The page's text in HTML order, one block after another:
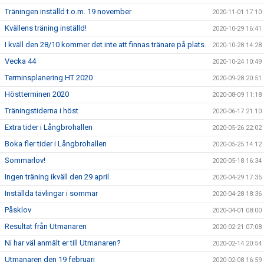
Träningen inställd t.o.m. 19 november 2020-11-01 17:10
Kvällens träning inställd! 2020-10-29 16:41
I kväll den 28/10 kommer det inte att finnas tränare på plats. 2020-10-28 14:28
Vecka 44 2020-10-24 10:49
Terminsplanering HT 2020 2020-09-28 20:51
Höstterminen 2020 2020-08-09 11:18
Träningstiderna i höst 2020-06-17 21:10
Extra tider i Långbrohallen 2020-05-26 22:02
Boka fler tider i Långbrohallen 2020-05-25 14:12
Sommarlov! 2020-05-18 16:34
Ingen träning ikväll den 29 april. 2020-04-29 17:35
Inställda tävlingar i sommar 2020-04-28 18:36
Påsklov 2020-04-01 08:00
Resultat från Utmanaren 2020-02-21 07:08
Ni har väl anmält er till Utmanaren? 2020-02-14 20:54
Utmanaren den 19 februari 2020-02-08 16:59